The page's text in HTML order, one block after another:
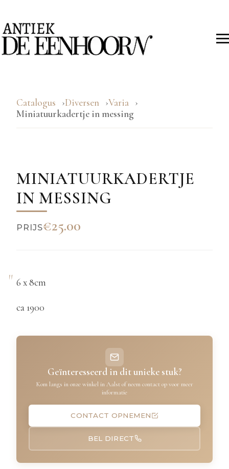
Catalogus Diversen
Varia
Miniatuurkadertje in messing
MINIATUURKADERTJE
IN MESSING
PRIJS€25.00
6 x 8cm
ca 1900
Geïnteresseerd in dit unieke stuk?
Kom langs in onze winkel in Aalst of neem contact op voor meer
informatie
CONTACT OPNEMEN
BEL DIRECT